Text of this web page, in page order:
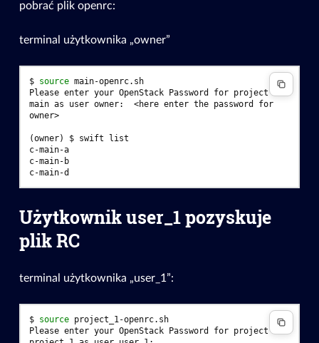
pobrać plik openrc:
terminal użytkownika „owner”
$ source
Please enter your OpenStack Password for project
main as user owner:  <here enter the password for
owner>
(owner) $ swift
c-main-a
c-main-b
c-main-d
Użytkownik user_1 pozyskuje
plik RC
terminal użytkownika „user_1”:
$ source
Please enter your OpenStack Password for project